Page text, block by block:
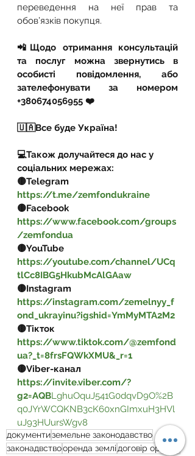
переведення на неї прав та
обов’язків покупця.
📲Щодо отримання консультацій
та послуг можна звернутись в
особисті повідомлення, або
зателефонувати за номером
+380674056955 ❤️
🇺🇦Все буде Україна!
💻Також долучайтеся до нас у
соціальних мережах:
🟡Telegram
https://t.me/zemfondukraine
🟡Facebook
https://www.facebook.com/groups
/zemfondua
🟡YouTube
https://youtube.com/channel/UCq
tlCc8IBG5HkubMcAlGAaw
🟡Instagram
https://instagram.com/zemelnyy_f
ond_ukrayinu?igshid=YmMyMTA2M2
🟡Тікток
https://www.tiktok.com/@zemfond
ua?_t=8frsFQWkXMU&_r=1
🟡Viber-канал
https://invite.viber.com/?
g2=AQBLghuOquJ541G0dqvD9O%2B
q0JYrWCQKNB3cK60xnGImxuH3HVl
uJ93HUursWgv8
документиземельне законодавство
законадвствооренда землі договір оренди